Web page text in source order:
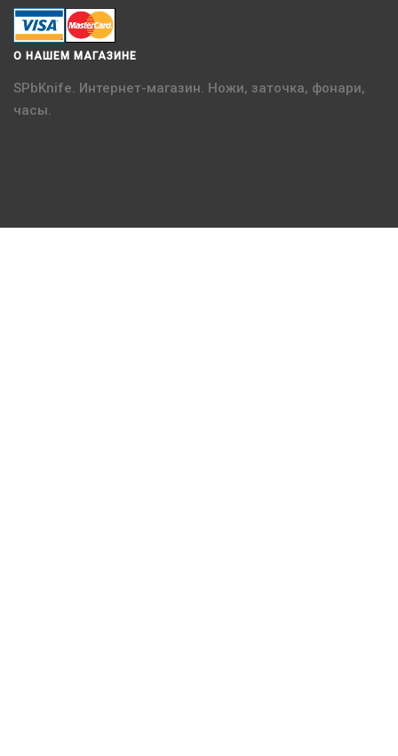
О НАШЕМ МАГАЗИНЕ
SPbKnife. Интернет-магазин. Ножи, заточка, фонари,
часы.